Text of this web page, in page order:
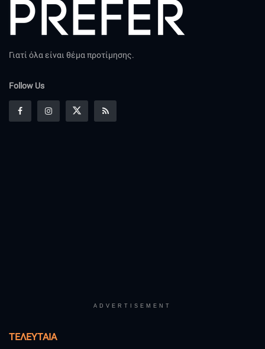
Γιατί όλα είναι θέμα προτίμησης.
Follow Us
ADVERTISEMENT
ΤΕΛΕΥΤΑΊΑ